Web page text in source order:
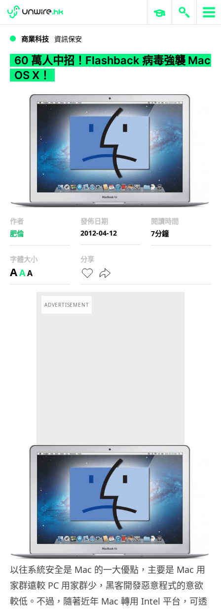
WWDC 2026 ERP 與商業 AI
商業科技 資訊保安
60 萬人中招！Flashback 病毒強襲 Mac
OS X！
作者
肥倫
發佈日期
2012-04-12
閱讀時間
7分鐘
字體大小
AAA
分享
ADVERTISEMENT
以往系統安全是 Mac 的一大優點，主要是 Mac 用
家群遠較 PC 用家群少，黑客開發惡意程式的意欲
較低。不過，隨著近年 Mac 轉用 Intel 平台，可透